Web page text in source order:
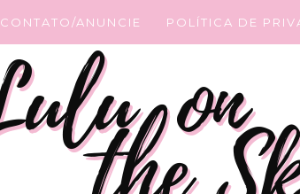
CONTATO/ANUNCIE POLÍTICA DE